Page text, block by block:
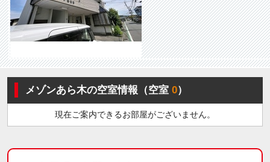
メゾンあら木の空室情報（空室0）
現在ご案内できるお部屋がございません。